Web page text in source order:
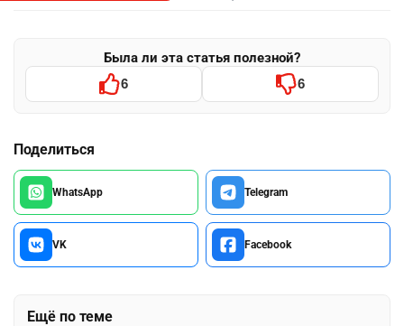
Была ли эта статья полезной?
6 6
Поделиться
WhatsApp Telegram
VK Facebook
Ещё по теме